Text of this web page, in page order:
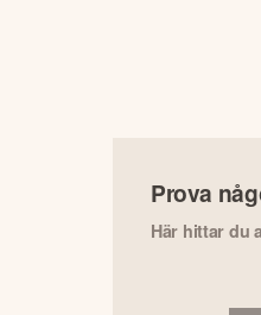
Prova
Här hittar du